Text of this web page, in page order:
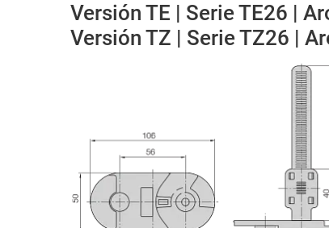
Versión TE | Serie TE26 |
Versión TZ | Serie TZ26 |